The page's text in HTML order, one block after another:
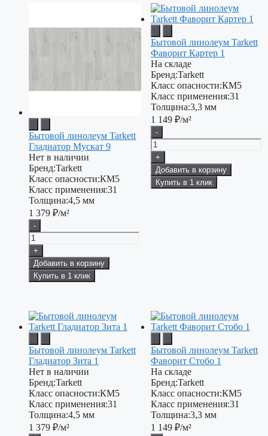
Бытовой линолеум Tarkett
Гладиатор Мускат 9
Нет в наличии
Бренд:Tarkett
Класс опасности:КМ5
Класс применения:31
Толщина:4,5 мм
1 379 ₽/м²
-
+
Добавить в корзину
Купить в 1 клик
Бытовой линолеум Tarkett
Фаворит Картер 1
На складе
Бренд:Tarkett
Класс опасности:КМ5
Класс применения:31
Толщина:3,3 мм
1 149 ₽/м²
-
+
Добавить в корзину
Купить в 1 клик
Бытовой линолеум Tarkett
Гладиатор Зита 1
Нет в наличии
Бренд:Tarkett
Класс опасности:КМ5
Класс применения:31
Толщина:4,5 мм
1 379 ₽/м²
Бытовой линолеум Tarkett
Фаворит Стобо 1
На складе
Бренд:Tarkett
Класс опасности:КМ5
Класс применения:31
Толщина:3,3 мм
1 149 ₽/м²